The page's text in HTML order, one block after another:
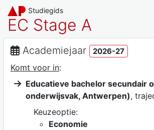
Studiegids
EC Stage A
Academiejaar 2026-27
Komt voor in:
Educatieve bachelor secundair
onderwijsvak, Antwerpen),
Keuzeoptie:
Economie